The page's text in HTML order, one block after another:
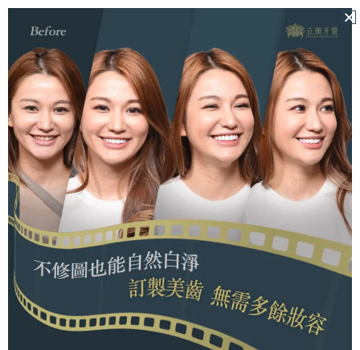
陶瓷假牙與陶瓷貼片一樣嗎？
完全不一樣，在外觀、功能、安裝方式上，兩者都有很
大的不同。
陶瓷貼片 陶瓷假牙
產品外
觀(形狀)
片狀
殼狀(跟牙齒類似，但
安裝方
式
磨掉牙齒外側
一層琺瑯質
磨掉整體牙齒外層，
縮小牙齒體積